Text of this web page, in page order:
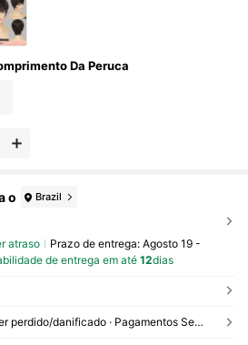
Da Peruca
o Brazil
atraso Prazo de entrega: Agosto 19 -
de entrega em até 12dias
Reenviar se o item estiver perdido/danificado · Pagamentos Seguros · Proteção de privacidade